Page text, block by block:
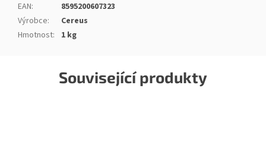
Související produkty
EAN:
8595200607323
Výrobce:
Cereus
Hmotnost: 1 kg